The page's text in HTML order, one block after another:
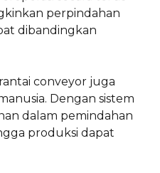
perpindahan
dibandingkan
conveyor juga
Dengan sistem
dalam pemindahan
produksi dapat